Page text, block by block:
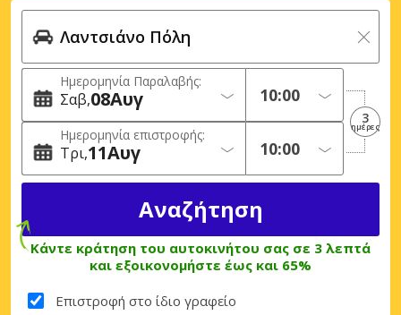
Ημερομηνία Παραλαβής:
Σαβ 08Αυγ
Ημερομηνία επιστροφής:
Τρι 11Αυγ
3
ημέρες
Κάντε κράτηση του αυτοκινήτου σας σε 3 λεπτά
και εξοικονομήστε έως και 65%
Επιστροφή στο ίδιο γραφείο